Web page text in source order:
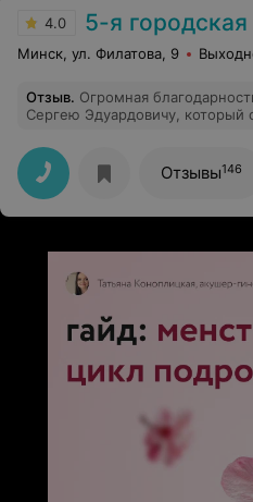
4.0 5-я
Минск, ул. Филатова, 9
Отзыв. Огромная
Сергею Эдуардовичу, который
Отзывы146